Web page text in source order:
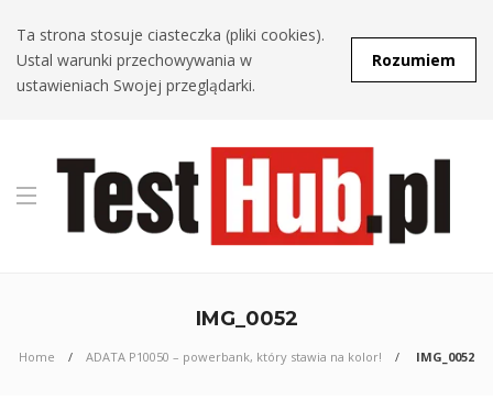
Ta strona stosuje ciasteczka (pliki cookies).
Ustal warunki przechowywania w
ustawieniach Swojej przeglądarki.
Rozumiem
IMG_0052
Home ADATA P10050 – powerbank, który stawia na kolor! IMG_0052